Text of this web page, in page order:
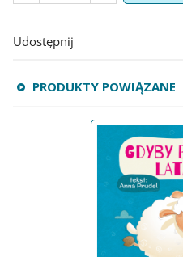
Udostępnij
PRODUKTY POWIĄZANE